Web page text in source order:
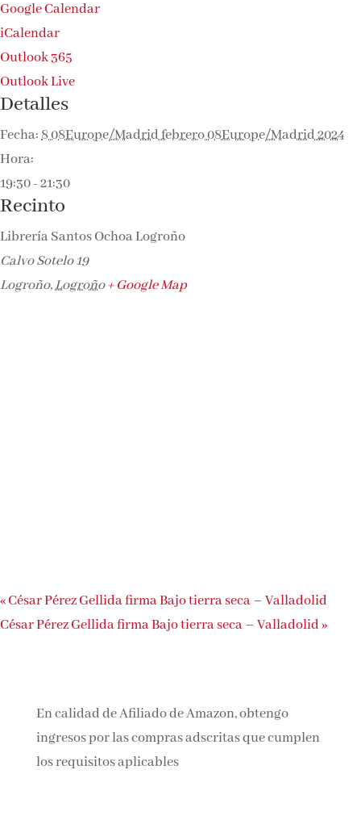
Google Calendar
iCalendar
Outlook 365
Outlook Live
Detalles
Fecha:8 08Europe/Madrid febrero 08Europe/Madrid 2024
Hora:
19:30 - 21:30
Recinto
Librería Santos Ochoa Logroño
Calvo Sotelo 19
Logroño,Logroño + Google Map
«César Pérez Gellida firma Bajo tierra seca – Valladolid
César Pérez Gellida firma Bajo tierra seca – Valladolid»
En calidad de Afiliado de Amazon, obtengo
ingresos por las compras adscritas que cumplen
los requisitos aplicables